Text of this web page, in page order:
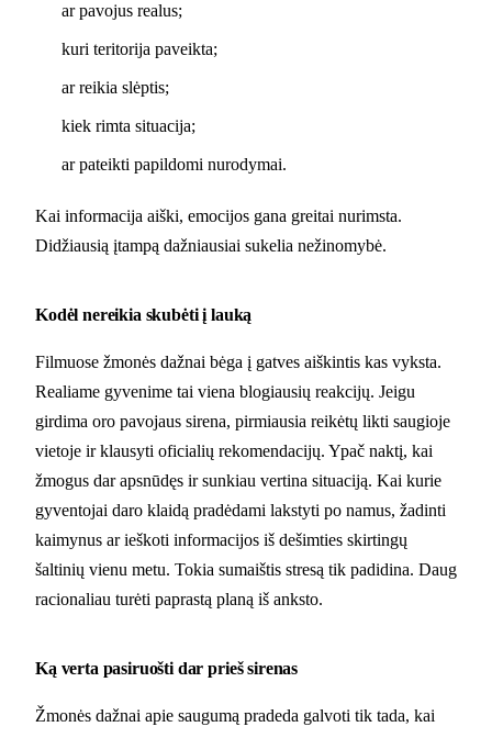
ar pavojus realus;
kuri teritorija paveikta;
ar reikia slėptis;
kiek rimta situacija;
ar pateikti papildomi nurodymai.
Kai informacija aiški, emocijos gana greitai nurimsta.
Didžiausią įtampą dažniausiai sukelia nežinomybė.
Kodėl nereikia skubėti į lauką
Filmuose žmonės dažnai bėga į gatves aiškintis kas vyksta.
Realiame gyvenime tai viena blogiausių reakcijų. Jeigu
girdima oro pavojaus sirena, pirmiausia reikėtų likti saugioje
vietoje ir klausyti oficialių rekomendacijų. Ypač naktį, kai
žmogus dar apsnūdęs ir sunkiau vertina situaciją. Kai kurie
gyventojai daro klaidą pradėdami lakstyti po namus, žadinti
kaimynus ar ieškoti informacijos iš dešimties skirtingų
šaltinių vienu metu. Tokia sumaištis stresą tik padidina. Daug
racionaliau turėti paprastą planą iš anksto.
Ką verta pasiruošti dar prieš sirenas
Žmonės dažnai apie saugumą pradeda galvoti tik tada, kai